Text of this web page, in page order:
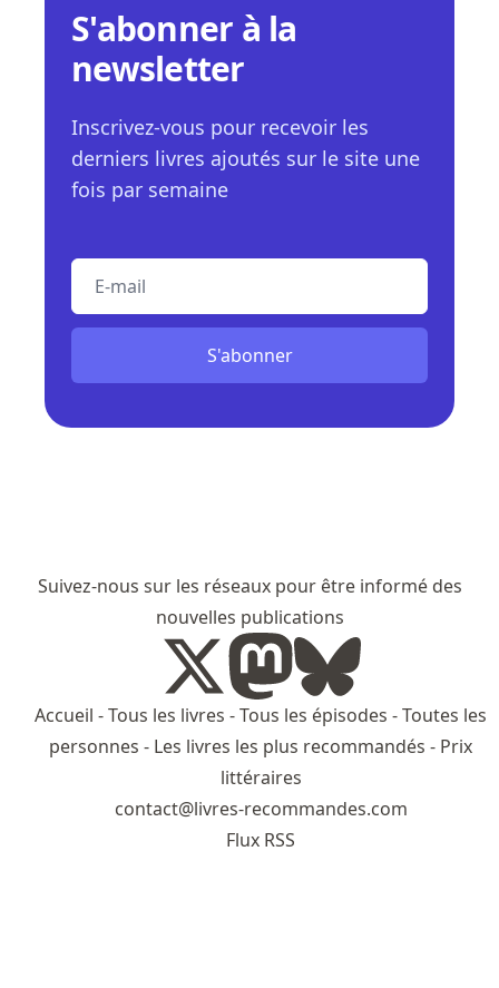
S'abonner à la
newsletter
Inscrivez-vous pour recevoir les
derniers livres ajoutés sur le site une
fois par semaine
S'abonner
Suivez-nous sur les réseaux pour être informé des
nouvelles publications
Accueil -Tous les livres -Tous les épisodes -Toutes les
personnes - Les livres les plus recommandés - Prix
littéraires
contact@livres-recommandes.com
Flux RSS